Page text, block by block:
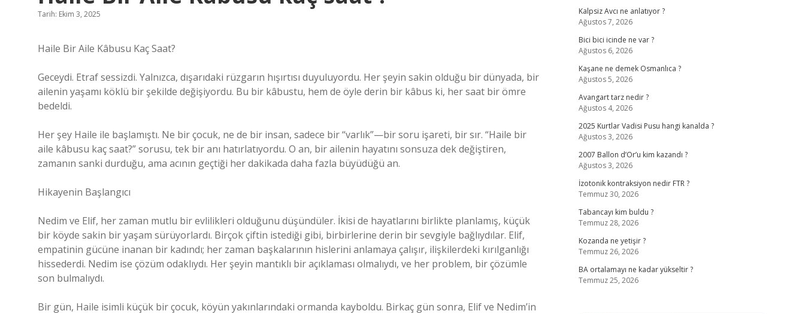
Tarih: Ekim 3, 2025
Haile Bir Aile Kâbusu Kaç Saat?
Geceydi. Etraf sessizdi. Yalnızca, dışarıdaki rüzgarın hışırtısı duyuluyordu. Her şeyin sakin olduğu bir dünyada, bir
ailenin yaşamı köklü bir şekilde değişiyordu. Bu bir kâbustu, hem de öyle derin bir kâbus ki, her saat bir ömre
bedeldi.
Her şey Haile ile başlamıştı. Ne bir çocuk, ne de bir insan, sadece bir “varlık”—bir soru işareti, bir sır. “Haile bir
aile kâbusu kaç saat?” sorusu, tek bir anı hatırlatıyordu. O an, bir ailenin hayatını sonsuza dek değiştiren,
zamanın sanki durduğu, ama acının geçtiği her dakikada daha fazla büyüdüğü an.
Hikayenin Başlangıcı
Nedim ve Elif, her zaman mutlu bir evlilikleri olduğunu düşündüler. İkisi de hayatlarını birlikte planlamış, küçük
bir köyde sakin bir yaşam sürüyorlardı. Birçok çiftin istediği gibi, birbirlerine derin bir sevgiyle bağlıydılar. Elif,
empatinin gücüne inanan bir kadındı; her zaman başkalarının hislerini anlamaya çalışır, ilişkilerdeki kırılganlığı
hissederdi. Nedim ise çözüm odaklıydı. Her şeyin mantıklı bir açıklaması olmalıydı, ve her problem, bir çözümle
son bulmalıydı.
Bir gün, Haile isimli küçük bir çocuk, köyün yakınlarındaki ormanda kayboldu. Birkaç gün sonra, Elif ve Nedim’in
Kalpsiz Avcı ne anlatıyor ?
Ağustos 7, 2026
Bici bici icinde ne var ?
Ağustos 6, 2026
Kaşane ne demek Osmanlıca ?
Ağustos 5, 2026
Avangart tarz nedir ?
Ağustos 4, 2026
2025 Kurtlar Vadisi Pusu hangi kanalda ?
Ağustos 3, 2026
2007 Ballon d’Or’u kim kazandı ?
Ağustos 3, 2026
İzotonik kontraksiyon nedir FTR ?
Temmuz 30, 2026
Tabancayı kim buldu ?
Temmuz 28, 2026
Kozanda ne yetişir ?
Temmuz 26, 2026
BA ortalamayı ne kadar yükseltir ?
Temmuz 25, 2026